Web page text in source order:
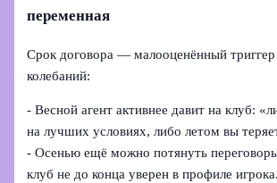
переменная
Срок договора — малооценённый триггер
колебаний:
- Весной агент активнее давит на клуб:
на лучших условиях, либо летом вы
- Осенью ещё можно потянуть
клуб не до конца уверен в профиле игрока.